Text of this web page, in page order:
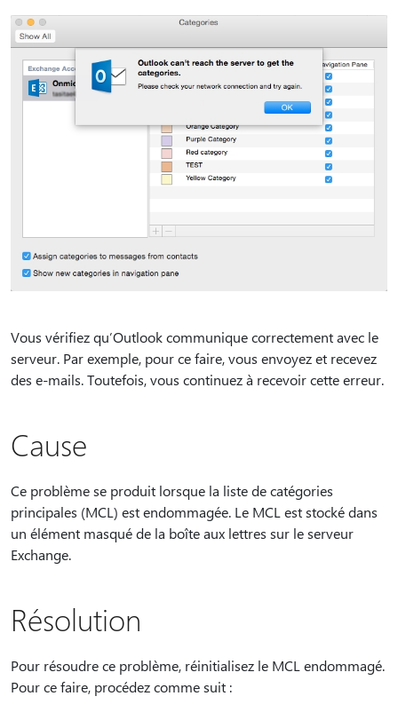
Vous vérifiez qu’Outlook communique correctement avec le
serveur. Par exemple, pour ce faire, vous envoyez et recevez
des e-mails. Toutefois, vous continuez à recevoir cette erreur.
Cause
Ce problème se produit lorsque la liste de catégories
principales (MCL) est endommagée. Le MCL est stocké dans
un élément masqué de la boîte aux lettres sur le serveur
Exchange.
Résolution
Pour résoudre ce problème, réinitialisez le MCL endommagé.
Pour ce faire, procédez comme suit :